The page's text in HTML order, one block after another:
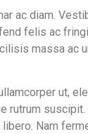
ac diam.
felis ac
massa ac
ut,
rutrum
Nam